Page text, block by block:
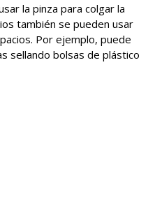
la pinza para colgar la
también se pueden usar
Por ejemplo, puede
sellando bolsas de plástico